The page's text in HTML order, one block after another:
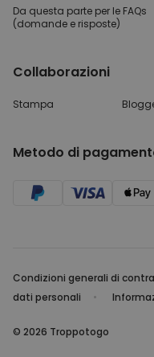
Da questa parte per le FAQs
(domande e risposte)
Collaborazioni
Stampa
Metodo di
Condizioni generali di
dati personali
© 2026 Troppotogo